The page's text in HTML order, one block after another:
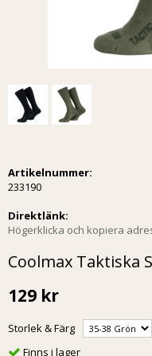
Artikelnummer:
233190
Direktlänk:
Högerklicka och kopiera
Coolmax Taktiska
129 kr
Storlek & Färg
Finns i lager